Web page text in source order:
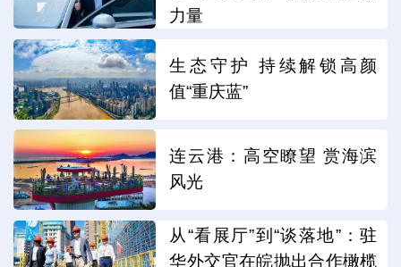
力量
生态守护 持续解锁高颜
值“重庆蓝”
连云港：高空瞭望 赏海滨
风光
从“看展厅”到“谈落地”：驻
华外交官在皖抛出合作橄榄